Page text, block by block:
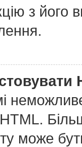
з його
може